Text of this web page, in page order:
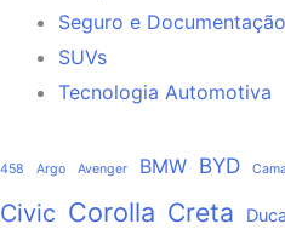
Seguro e Documentação
SUVs
Tecnologia Automotiva
458 Argo Avenger BMW BYD
Civic Corolla Creta